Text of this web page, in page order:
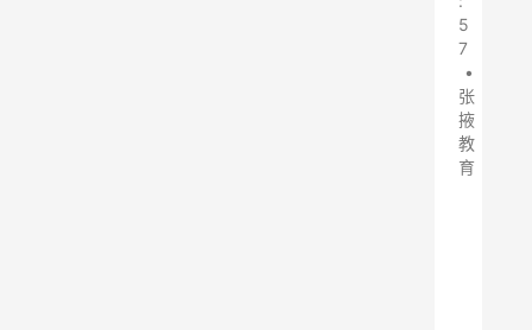
5
7
•
张
掖
教
育